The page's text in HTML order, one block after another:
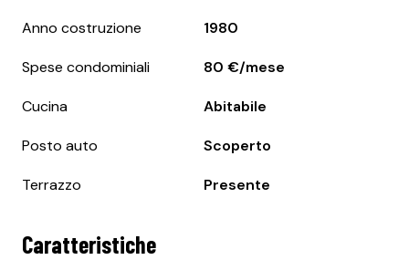
Anno costruzione 1980
Spese condominiali 80 €/mese
Cucina Abitabile
Posto auto Scoperto
Terrazzo Presente
Caratteristiche